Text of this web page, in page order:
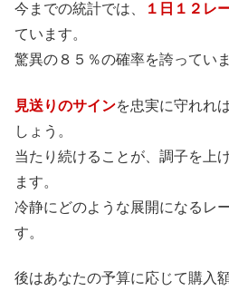
今までの統計では、 １日１２レ
ています。
驚異の８５％の確率を誇っていま
見送りのサインを忠実に守れれ
しょう。
当たり続けることが、調子を上
ます。
冷静にどのような展開になるレ
す。
後はあなたの予算に応じて購入